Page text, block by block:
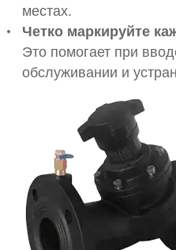
местах.
Четко маркируйте
Это помогает при
обслуживании и